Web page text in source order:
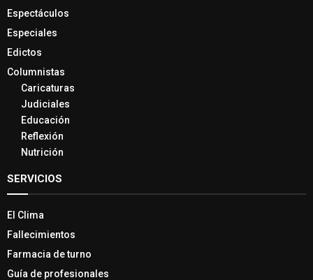
Espectáculos
Especiales
Edictos
Columnistas
Caricaturas
Judiciales
Educación
Reflexión
Nutrición
SERVICIOS
El Clima
Fallecimientos
Farmacia de turno
Guía de profesionales